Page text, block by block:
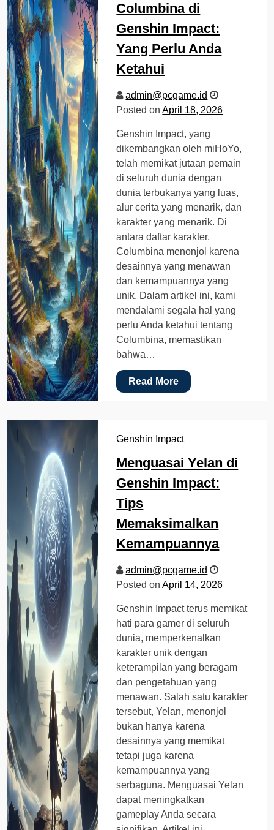
Columbina di
Genshin Impact:
Yang Perlu Anda
Ketahui
admin@pcgame.id
Posted onApril 18, 2026
Genshin Impact, yang
dikembangkan oleh miHoYo,
telah memikat jutaan pemain
di seluruh dunia dengan
dunia terbukanya yang luas,
alur cerita yang menarik, dan
karakter yang menarik. Di
antara daftar karakter,
Columbina menonjol karena
desainnya yang menawan
dan kemampuannya yang
unik. Dalam artikel ini, kami
mendalami segala hal yang
perlu Anda ketahui tentang
Columbina, memastikan
bahwa…
Read More
Genshin Impact
Menguasai Yelan di
Genshin Impact:
Tips
Memaksimalkan
Kemampuannya
admin@pcgame.id
Posted onApril 14, 2026
Genshin Impact terus memikat
hati para gamer di seluruh
dunia, memperkenalkan
karakter unik dengan
keterampilan yang beragam
dan pengetahuan yang
menawan. Salah satu karakter
tersebut, Yelan, menonjol
bukan hanya karena
desainnya yang memikat
tetapi juga karena
kemampuannya yang
serbaguna. Menguasai Yelan
dapat meningkatkan
gameplay Anda secara